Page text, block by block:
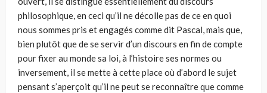
philosophique, en ceci qu’il ne décolle pas de ce en quoi
nous sommes pris et engagés comme dit Pascal, mais que,
bien plutôt que de se servir d’un discours en fin de compte
pour fixer au monde sa loi, à l’histoire ses normes ou
inversement, il se mette à cette place où d’abord le sujet
pensant s’aperçoit qu’il ne peut se reconnaître que comme